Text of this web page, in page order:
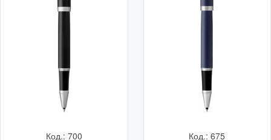
* более точное время и стоимость согласовывается с
менеджером после оформления заказа
Адрес: Ветошный переулок 9, ТЦ "Никольский Пассаж",
Подробная схема расположения и актуальный график
работы смотрите в разделе
Адреса магазинов
Код.: 700
Код.: 675